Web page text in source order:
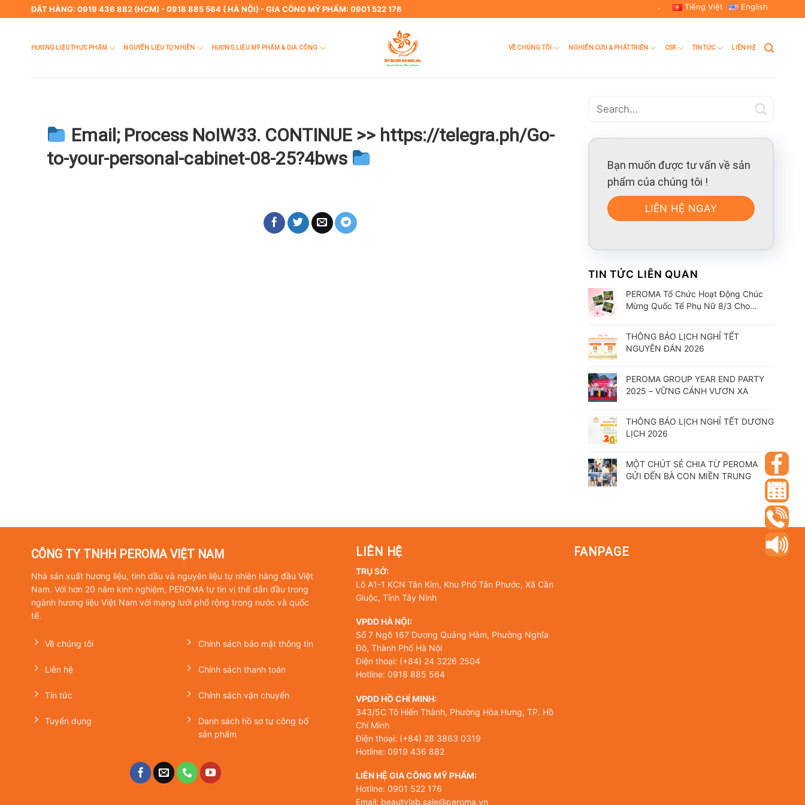
ĐẶT HÀNG: 0919 436 882 (HCM) - 0918 885 564 ( HÀ NỘI) - GIA CÔNG MỸ PHẨM: 0901 522 176 - Tiếng Việt English
HƯƠNG LIỆU THỰC PHẨM NGUYÊN LIỆU TỰ NHIÊN HƯƠNG LIỆU MỸ PHẨM & GIA CÔNG VỀ CHÚNG TÔI NGHIÊN CỨU & PHÁT TRIỂN CSR TIN TỨC LIÊN HỆ
Email; Process NoIW33. CONTINUE >> https://telegra.ph/Go-
to-your-personal-cabinet-08-25?4bws
Bạn muốn được tư vấn về sản
phẩm của chúng tôi !
LIÊN HỆ NGAY
TIN TỨC LIÊN QUAN
PEROMA Tổ Chức Hoạt Động Chúc
Mừng Quốc Tế Phụ Nữ 8/3 Cho
THÔNG BÁO LỊCH NGHỈ TẾT
NGUYÊN ĐÁN 2026
PEROMA GROUP YEAR END PARTY
2025 – VỮNG CÁNH VƯƠN XA
THÔNG BÁO LỊCH NGHỈ TẾT DƯƠNG
LỊCH 2026
MỘT CHÚT SẺ CHIA TỪ PEROMA
GỬI ĐẾN BÀ CON MIỀN TRUNG
CÔNG TY TNHH PEROMA VIỆT NAM
Nhà sản xuất hương liệu, tinh dầu và nguyên liệu tự nhiên hàng đầu Việt
Nam. Với hơn 20 năm kinh nghiệm, PEROMA tự tin vị thế dẫn đầu trong
ngành hương liệu Việt Nam với mạng lưới phổ rộng trong nước và quốc
tế.
Về chúng tôi
Liên hệ
Tin tức
Tuyển dụng
Chính sách bảo mật thông tin
Chính sách thanh toán
Chính sách vận chuyển
Danh sách hồ sơ tự công bố
sản phẩm
LIÊN HỆ
TRỤ SỞ:
Lô A1-1 KCN Tân Kim, Khu Phố Tân Phước, Xã Cần
Giuộc, Tỉnh Tây Ninh
VPĐD HÀ NỘI:
Số 7 Ngõ 167 Dương Quảng Hàm, Phường Nghĩa
Đô, Thành Phố Hà Nội
Điện thoại: (+84) 24 3226 2504
Hotline: 0918 885 564
VPĐD HỒ CHÍ MINH:
343/5C Tô Hiến Thành, Phường Hòa Hưng, TP. Hồ
Chí Minh
Điện thoại: (+84) 28 3863 0319
Hotline: 0919 436 882
LIÊN HỆ GIA CÔNG MỸ PHẨM:
Hotline: 0901 522 176
Email: beautylab.sale@peroma.vn
FANPAGE